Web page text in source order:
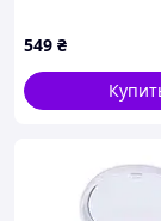
549 ₴